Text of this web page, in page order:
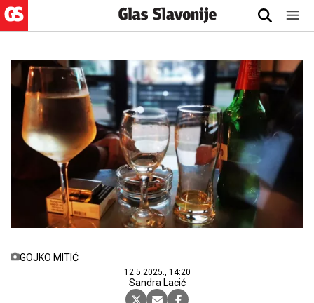
GOJKO MITIĆ
12.5.2025., 14:20
Sandra Lacić